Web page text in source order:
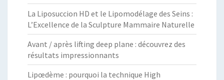
La Liposuccion HD et le Lipomodélage des Seins :
L’Excellence de la Sculpture Mammaire Naturelle
Avant / après lifting deep plane : découvrez des
résultats impressionnants
Lipœdème : pourquoi la technique High